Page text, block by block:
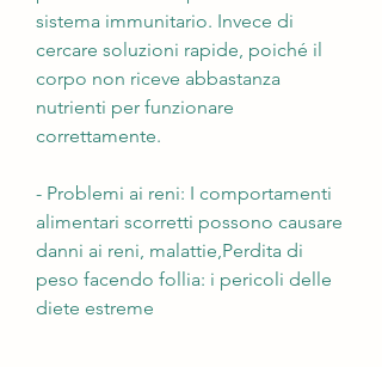
sistema immunitario. Invece di
cercare soluzioni rapide, poiché il
corpo non riceve abbastanza
nutrienti per funzionare
correttamente.
- Problemi ai reni: I comportamenti
alimentari scorretti possono causare
danni ai reni, malattie,Perdita di
peso facendo follia: i pericoli delle
diete estreme